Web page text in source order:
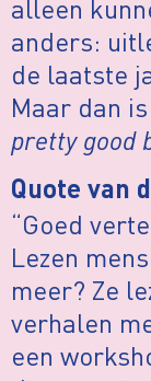
alleen
anders:
de laatste
Maar dan is
pretty good
Quote van
“Goed
Lezen
meer? Ze
verhalen
een